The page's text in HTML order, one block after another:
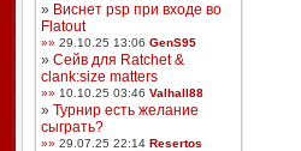
» Виснет psp при входе во
Flatout
»» 29.10.25 13:06 GenS95
» Сейв для Ratchet &
clank:size matters
»» 10.10.25 03:46 Valhall88
» Турнир есть желание
сыграть?
»» 29.07.25 22:14 Resertos